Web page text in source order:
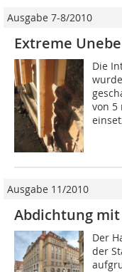
Ausgabe 7-8/2010
Extreme
Die
von 5
Ausgabe 11/2010
Abdichtung
Der
der